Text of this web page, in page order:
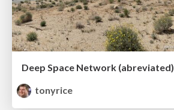
Deep Space Network (abreviated)
tonyrice